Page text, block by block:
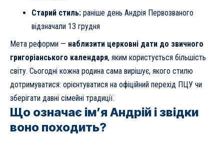
Старий стиль:раніше день Андрія Первозваного
відзначали 13 грудня
Мета реформи — наблизити церковні дати до звичного
григоріанського календаря, яким користується більшість
світу. Сьогодні кожна родина сама вирішує, якого стилю
дотримуватися: орієнтуватися на офіційний перехід ПЦУ чи
зберігати давні сімейні традиції.
Що означає ім’я Андрій і звідки
воно походить?